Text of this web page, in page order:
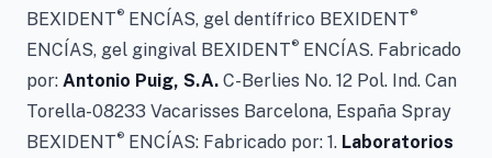
BEXIDENT® ENCÍAS, gel dentífrico BEXIDENT®
ENCÍAS, gel gingival BEXIDENT® ENCÍAS. Fabricado
por: Antonio Puig, S.A. C-Berlies No. 12 Pol. Ind. Can
Torella-08233 Vacarisses Barcelona, España Spray
BEXIDENT® ENCÍAS: Fabricado por: 1. Laboratorios